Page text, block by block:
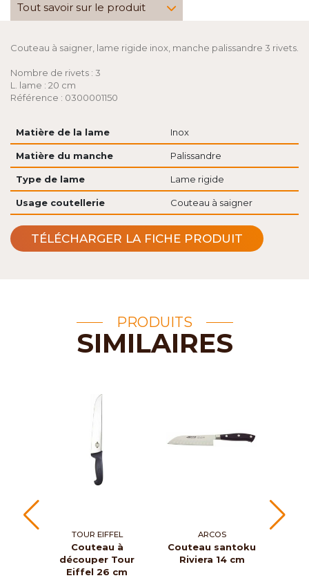
Tout savoir sur le produit
Couteau à saigner, lame rigide inox, manche palissandre 3 rivets.
Nombre de rivets : 3
L. lame : 20 cm
Référence : 0300001150
Matière de la lame Inox
Matière du manche Palissandre
Type de lame Lame rigide
Usage coutellerie Couteau à saigner
TÉLÉCHARGER LA FICHE PRODUIT
PRODUITS
SIMILAIRES
TOUR EIFFEL
Couteau à
découper Tour
Eiffel 26 cm
ARCOS
Couteau santoku
Riviera 14 cm